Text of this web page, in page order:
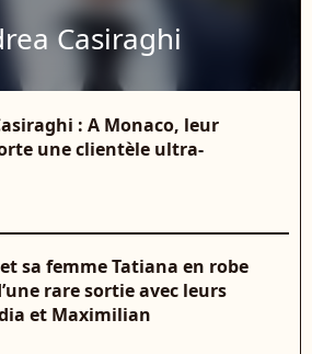
Casiraghi
: A Monaco, leur
une clientèle ultra-
sa femme Tatiana en robe
rare sortie avec leurs
et Maximilian